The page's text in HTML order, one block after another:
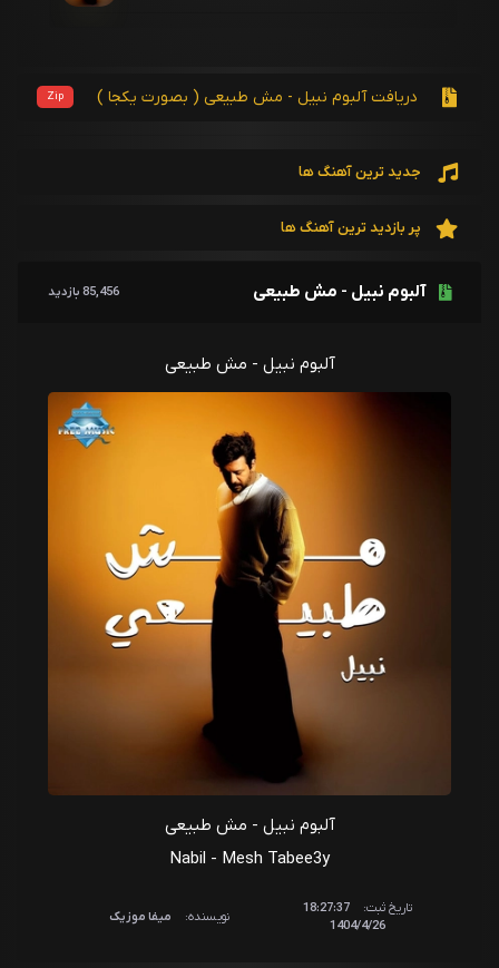
آلبوم نبیل - مش طبیعی 85,456 بازدید
آلبوم نبیل - مش طبیعی
آلبوم نبیل - مش طبیعی
Nabil - Mesh Tabee3y
تاریخ ثبت:
18:27:37
1404/4/26
نویسنده: میفا موزیک
دریافت آلبوم نبیل - مش طبیعی ( بصورت یکجا ) Zip
جدید ترین آهنگ ها
پر بازدید ترین آهنگ ها